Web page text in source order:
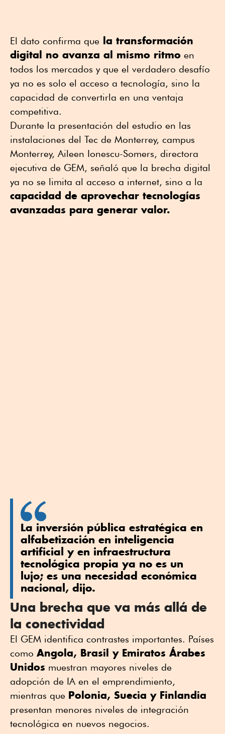
El dato confirma que
la transformación
digital no avanza al mismo ritmo en
todos los mercados y que el verdadero desafío
ya no es solo el acceso a tecnología, sino la
capacidad de convertirla en una ventaja
competitiva.
Durante la presentación del estudio en las
instalaciones del Tec de Monterrey, campus
Monterrey, Aileen Ionescu-Somers, directora
ejecutiva de GEM, señaló que la brecha digital
ya no se limita al acceso a internet, sino a la
capacidad de aprovechar tecnologías
avanzadas para generar valor.
La inversión pública estratégica en
alfabetización en inteligencia
artificial y en infraestructura
tecnológica propia ya no es un
lujo; es una necesidad económica
nacional, dijo.
Una brecha que va más allá de
la conectividad
El GEM identifica contrastes importantes. Países
como Angola, Brasil y Emiratos Árabes
Unidos muestran mayores niveles de
adopción de IA en el emprendimiento,
mientras que Polonia, Suecia y Finlandia
presentan menores niveles de integración
tecnológica en nuevos negocios.